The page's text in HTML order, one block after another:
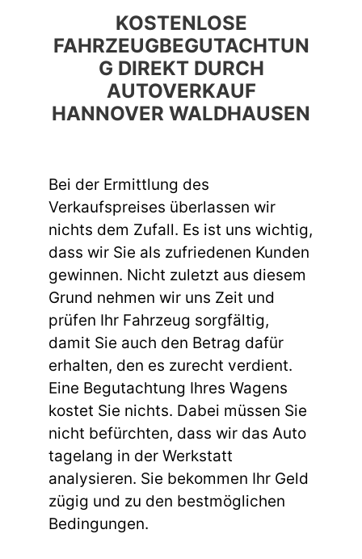
KOSTENLOSE
FAHRZEUGBEGUTACHTUN
G DIREKT DURCH
AUTOVERKAUF
HANNOVER WALDHAUSEN
Bei der Ermittlung des
Verkaufspreises überlassen wir
nichts dem Zufall. Es ist uns wichtig,
dass wir Sie als zufriedenen Kunden
gewinnen. Nicht zuletzt aus diesem
Grund nehmen wir uns Zeit und
prüfen Ihr Fahrzeug sorgfältig,
damit Sie auch den Betrag dafür
erhalten, den es zurecht verdient.
Eine Begutachtung Ihres Wagens
kostet Sie nichts. Dabei müssen Sie
nicht befürchten, dass wir das Auto
tagelang in der Werkstatt
analysieren. Sie bekommen Ihr Geld
zügig und zu den bestmöglichen
Bedingungen.